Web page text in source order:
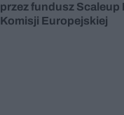
przez fundusz Scaleup
Komisji Europejskiej